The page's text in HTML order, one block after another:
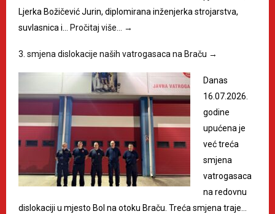
Ljerka Božičević Jurin, diplomirana inženjerka strojarstva,
suvlasnica i…
Pročitaj više… →
3. smjena dislokacije naših vatrogasaca na Braču →
Danas
16.07.2026.
godine
upućena je
već treća
smjena
vatrogasaca
na redovnu
dislokaciji u mjesto Bol na otoku Braču. Treća smjena traje…